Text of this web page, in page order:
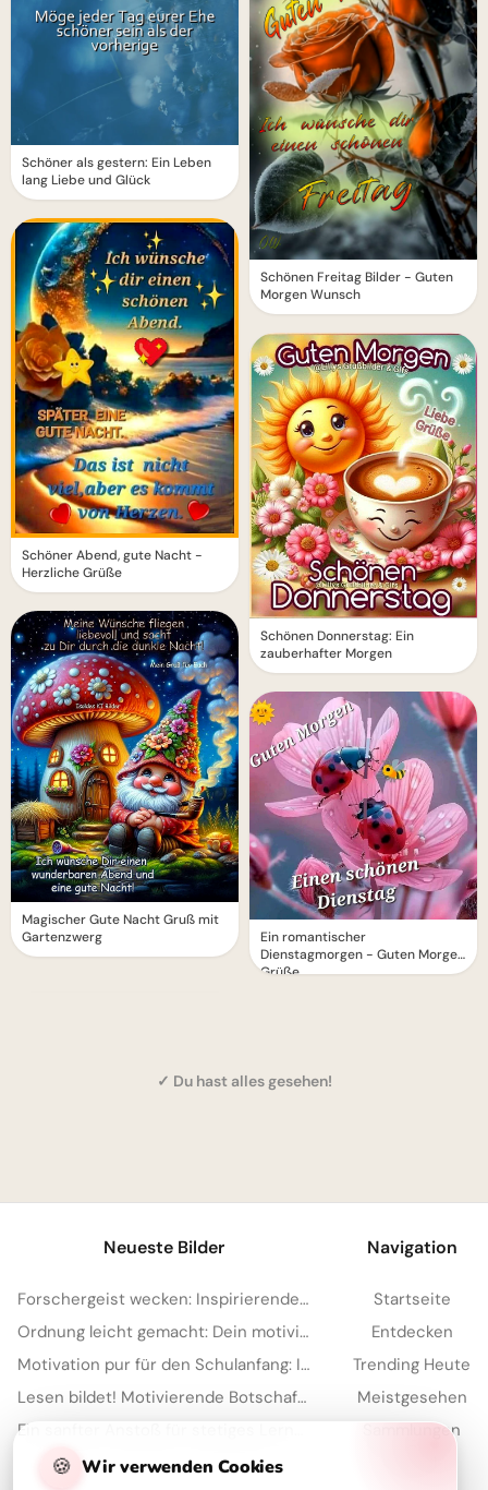
Schöner als gestern: Ein Leben
lang Liebe und Glück
Schöner Abend, gute Nacht -
Herzliche Grüße
Magischer Gute Nacht Gruß mit
Gartenzwerg
Schönen Freitag Bilder - Guten
Morgen Wunsch
Schönen Donnerstag: Ein
zauberhafter Morgen
Ein romantischer
Dienstagmorgen - Guten Morgen
Grüße
✓ Du hast alles gesehen!
🍪 Wir verwenden Cookies
Neueste Bilder
Forschergeist wecken: Inspirierende Schulstart-Bilder für Facebook
Ordnung leicht gemacht: Dein motivierender Spruch für Instagram zum Schulstart!
Motivation pur für den Schulanfang: Inspirierende Botschaft zum Teilen per WhatsApp!
Lesen bildet! Motivierende Botschaft zum Schulanfang für WhatsApp
Navigation
Startseite
Entdecken
Trending Heute
Meistgesehen
Sammlungen